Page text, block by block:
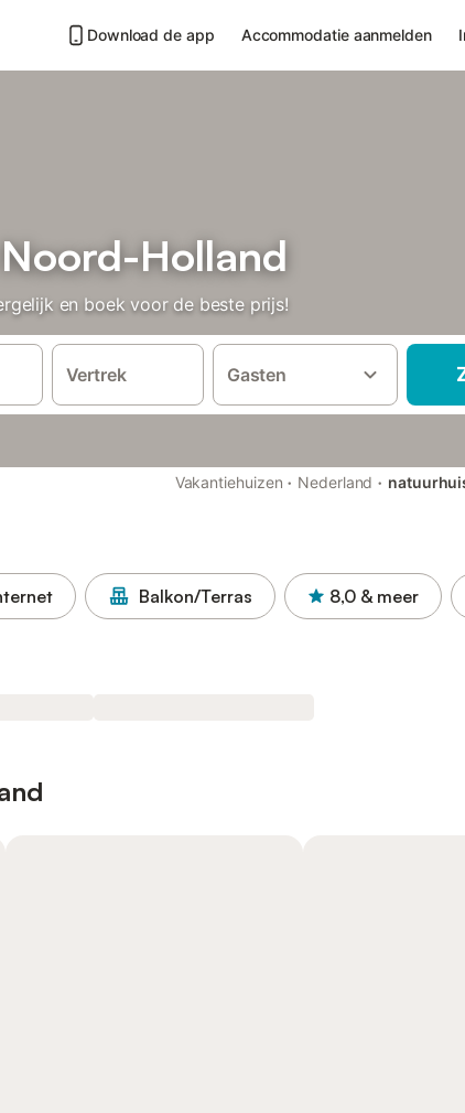
Download de app Accommodatie aanmelden
Holland
en boek voor de beste prijs!
Vertrek Gasten
Vakantiehuizen · Nederland ·
Balkon/Terras 8,0 & meer